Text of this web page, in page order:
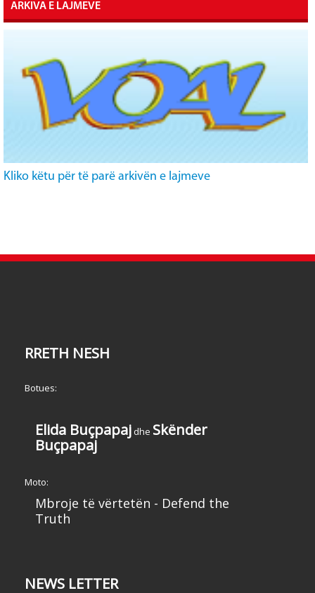
ARKIVA E LAJMEVE
Kliko këtu për të parë arkivën e lajmeve
RRETH NESH
Botues:
Elida Buçpapaj dhe Skënder
Buçpapaj
Moto:
Mbroje të vërtetën - Defend the
Truth
NEWS LETTER